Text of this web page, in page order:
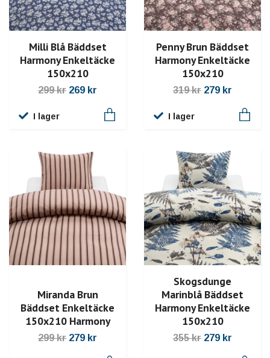
Milli Blå Bäddset
Harmony Enkeltäcke
150x210
299 kr 269 kr
I lager
Penny Brun Bäddset
Harmony Enkeltäcke
150x210
319 kr 279 kr
I lager
Miranda Brun
Bäddset Enkeltäcke
150x210 Harmony
299 kr 279 kr
Skogsdunge
Marinblå Bäddset
Harmony Enkeltäcke
150x210
355 kr 279 kr